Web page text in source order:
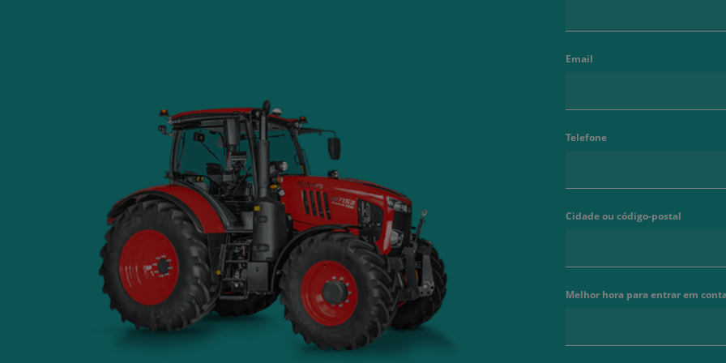
Email
Telefone
Cidade ou código-postal
Melhor hora para entrar em